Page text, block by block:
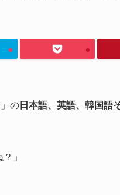
の日本語、英語、韓国語
」